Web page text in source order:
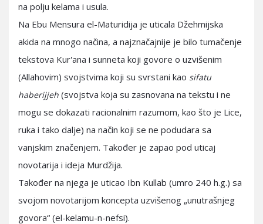
na polju kelama i usula.
Na Ebu Mensura el-Maturidija je uticala Džehmijska
akida na mnogo načina, a najznačajnije je bilo tumačenje
tekstova Kur'ana i sunneta koji govore o uzvišenim
(Allahovim) svojstvima koji su svrstani kao sifatu
haberijjeh (svojstva koja su zasnovana na tekstu i ne
mogu se dokazati racionalnim razumom, kao što je Lice,
ruka i tako dalje) na način koji se ne podudara sa
vanjskim značenjem. Također je zapao pod uticaj
novotarija i ideja Murdžija.
Također na njega je uticao Ibn Kullab (umro 240 h.g.) sa
svojom novotarijom koncepta uzvišenog „unutrašnjeg
govora“ (el-kelamu-n-nefsi).